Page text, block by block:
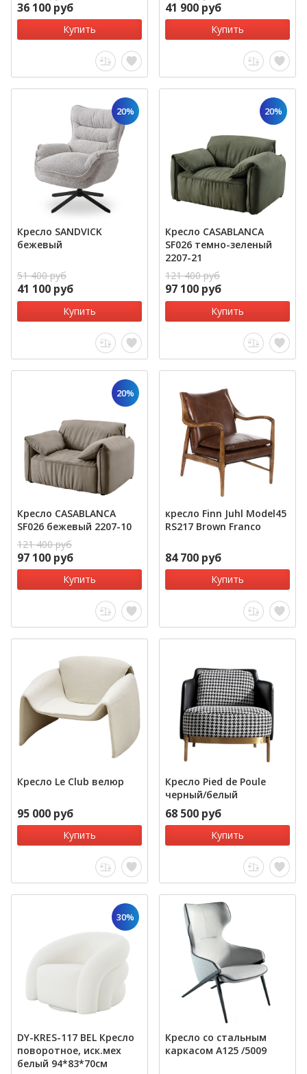
36 100 руб
Купить
41 900 руб
Купить
20%
Кресло SANDVICK
бежевый
51 400 руб
41 100 руб
Купить
20%
Кресло CASABLANCA
SF026 темно-зеленый
2207-21
121 400 руб
97 100 руб
Купить
20%
Кресло CASABLANCA
SF026 бежевый 2207-10
121 400 руб
97 100 руб
Купить
кресло Finn Juhl Model45
RS217 Brown Franco
84 700 руб
Купить
Кресло Le Club велюр
95 000 руб
Купить
Кресло Pied de Poule
черный/белый
68 500 руб
Купить
30%
DY-KRES-117 BEL Кресло
поворотное, иск.мех
белый 94*83*70см
Кресло со стальным
каркасом A125 /5009